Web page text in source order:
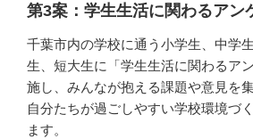
第3案：学生生活に関わるアン
千葉市内の学校に通う小学生、中学
生、短大生に「学生生活に関わるア
施し、みんなが抱える課題や意見を
自分たちが過ごしやすい学校環境づ
ます。